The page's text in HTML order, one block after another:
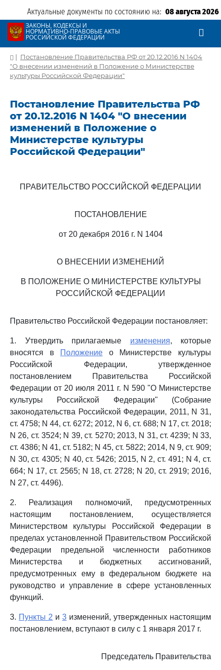
Актуальные документы по состоянию на: 08 августа 2026
ЗАКОНЫ, КОДЕКСЫ И
НОРМАТИВНО-ПРАВОВЫЕ АКТЫ
РОССИЙСКОЙ ФЕДЕРАЦИИ
| Постановление Правительства РФ от 20.12.2016 N 1404
"О внесении изменений в Положение о Министерстве
культуры Российской Федерации"
Постановление Правительства РФ
от 20.12.2016 N 1404 "О внесении
изменений в Положение о
Министерстве культуры
Российской Федерации"
ПРАВИТЕЛЬСТВО РОССИЙСКОЙ ФЕДЕРАЦИИ
ПОСТАНОВЛЕНИЕ
от 20 декабря 2016 г. N 1404
О ВНЕСЕНИИ ИЗМЕНЕНИЙ
В ПОЛОЖЕНИЕ О МИНИСТЕРСТВЕ КУЛЬТУРЫ
РОССИЙСКОЙ ФЕДЕРАЦИИ
Правительство Российской Федерации постановляет:
1. Утвердить прилагаемые изменения, которые
вносятся в
Положение о Министерстве культуры
Российской Федерации, утвержденное
постановлением Правительства Российской
Федерации от 20 июля 2011 г. N 590 "О Министерстве
культуры Российской Федерации" (Собрание
законодательства Российской Федерации, 2011, N 31,
ст. 4758; N 44, ст. 6272; 2012, N 6, ст. 688; N 17, ст. 2018;
N 26, ст. 3524; N 39, ст. 5270; 2013, N 31, ст. 4239; N 33,
ст. 4386; N 41, ст. 5182; N 45, ст. 5822; 2014, N 9, ст. 909;
N 30, ст. 4305; N 40, ст. 5426; 2015, N 2, ст. 491; N 4, ст.
664; N 17, ст. 2565; N 18, ст. 2728; N 20, ст. 2919; 2016,
N 27, ст. 4496).
2. Реализация полномочий, предусмотренных
настоящим постановлением, осуществляется
Министерством культуры Российской Федерации в
пределах установленной Правительством Российской
Федерации предельной численности работников
Министерства и бюджетных ассигнований,
предусмотренных ему в федеральном бюджете на
руководство и управление в сфере установленных
функций.
3. Пункты 2 и 3 изменений, утвержденных настоящим
постановлением, вступают в силу с 1 января 2017 г.
Председатель Правительства